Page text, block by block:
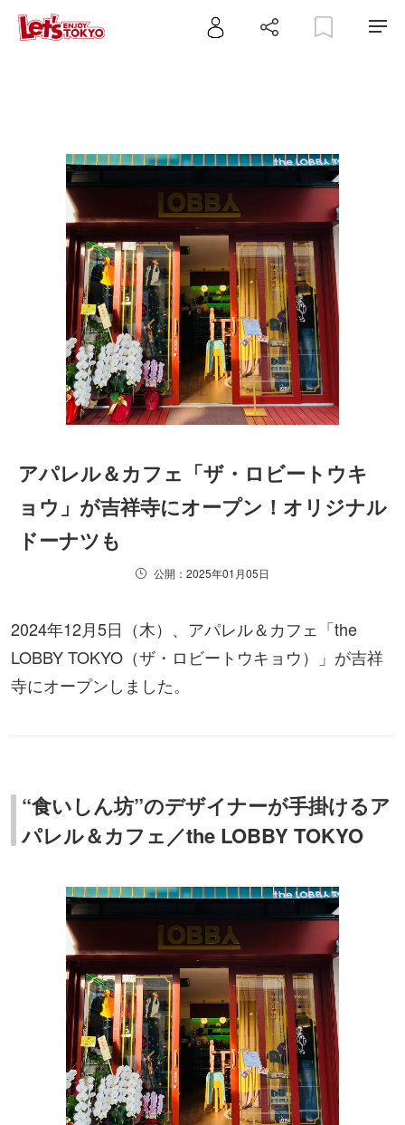
アパレル＆カフェ「ザ・ロビートウキ
ョウ」が吉祥寺にオープン！オリジナル
ドーナツも
公開：2025年01月05日
2024年12月5日（木）、アパレル＆カフェ「the
LOBBY TOKYO（ザ・ロビートウキョウ）」が吉祥
寺にオープンしました。
“食いしん坊”のデザイナーが手掛けるア
パレル＆カフェ／the LOBBY TOKYO